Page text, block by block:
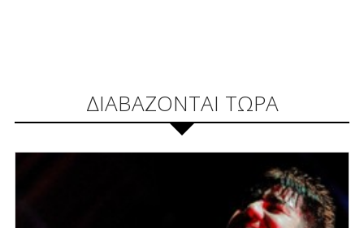
ΔΙΑΒΑΖΟΝΤΑΙ ΤΩΡΑ